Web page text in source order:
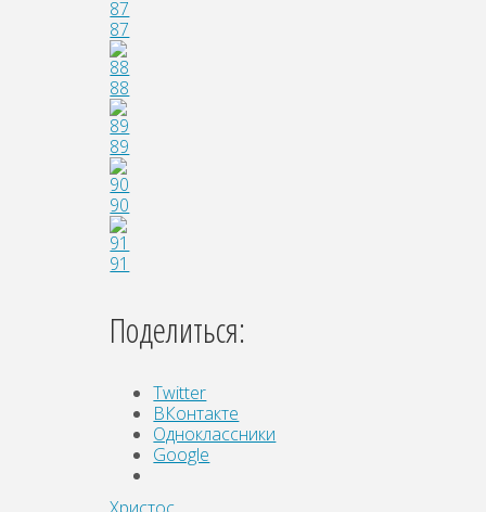
87
88
89
90
91
Поделиться:
Twitter
ВКонтакте
Одноклассники
Google